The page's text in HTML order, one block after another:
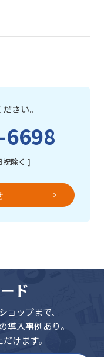
さい。
祝除く ]
ド
ョップまで、
導入事例あり。
けます。